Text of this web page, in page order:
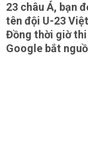
23 châu Á, bạn
tên đội U-23
Đồng thời giờ
Google bắt